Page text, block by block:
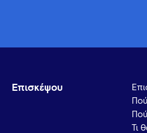
Επισκέψου
Τι